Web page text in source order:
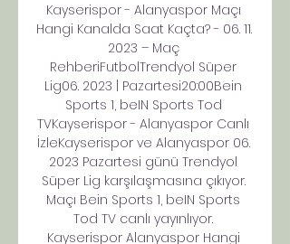
Kayserispor - Alanyaspor Maçı
Hangi Kanalda Saat Kaçta? - 06. 11.
2023 – Maç
RehberiFutbolTrendyol Süper
Lig06. 2023 | Pazartesi20:00Bein
Sports 1, beIN Sports Tod
TVKayserispor - Alanyaspor Canlı
İzleKayserispor ve Alanyaspor 06.
2023 Pazartesi günü Trendyol
Süper Lig karşılaşmasına çıkıyor.
Maçı Bein Sports 1, beIN Sports
Tod TV canlı yayınlıyor.
Kayserispor Alanyaspor Hangi